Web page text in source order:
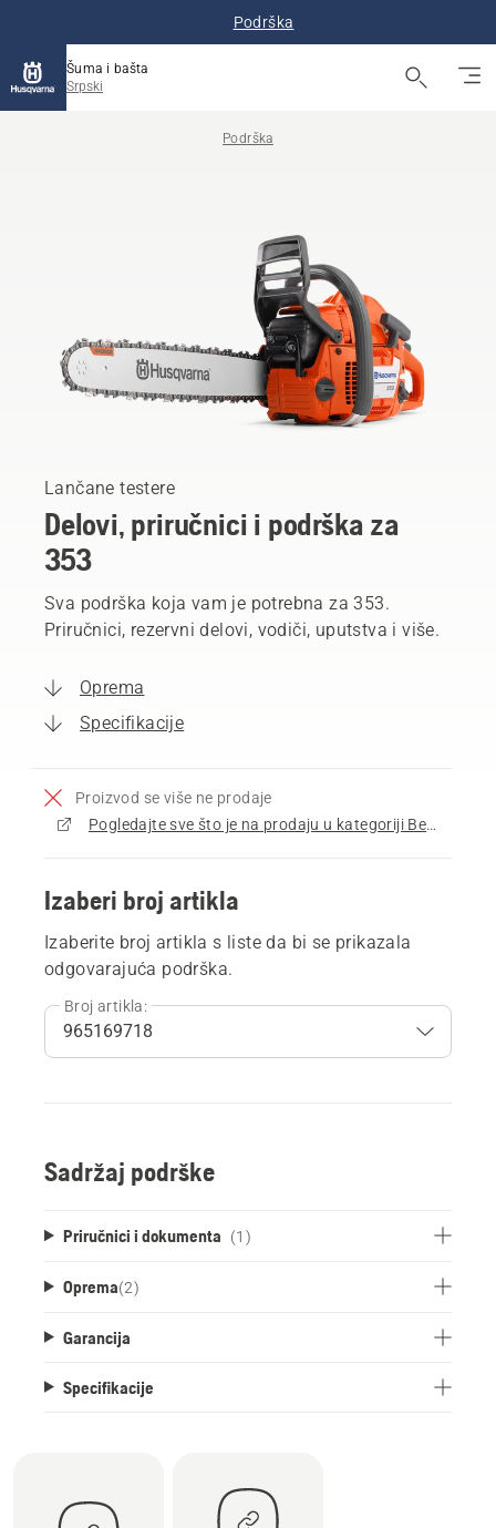
Podrška
Šuma i bašta
Srpski
Podrška
Lančane testere
Delovi, priručnici i podrška za
353
Sva podrška koja vam je potrebna za 353.
Priručnici, rezervni delovi, vodiči, uputstva i više.
Oprema
Specifikacije
Proizvod se više ne prodaje
Pogledajte sve što je na prodaju u kategoriji Benzinske lančane testere
Izaberi broj artikla
Izaberite broj artikla s liste da bi se prikazala
odgovarajuća podrška.
Broj artikla:
Sadržaj podrške
Priručnici i dokumenta (1)
Oprema(2)
Garancija
Specifikacije